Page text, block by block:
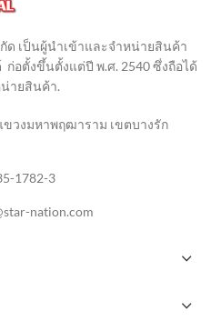
ด เป็นผู้นำเข้าและจำหน่ายสินค้า
อตั้งขึ้นตั้งแต่ปี พ.ศ. 2540 ซึ่งถือได้
ายสินค้า.
วงมหาพฤฒาราม เขตบางรัก
1782-3
nation.com